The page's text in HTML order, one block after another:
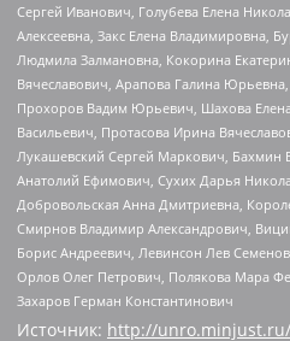
Сергей Иванович, Голубева Елена
Алексеевна, Закс Елена Владимировна,
Людмила Залмановна, Кокорина
Вячеславович, Арапова Галина
Прохоров Вадим Юрьевич, Шахова
Васильевич, Протасова Ирина
Лукашевский Сергей Маркович, Бахмин
Анатолий Ефимович, Сухих Дарья
Добровольская Анна Дмитриевна,
Смирнов Владимир Александрович,
Борис Андреевич, Левинсон Лев
Орлов Олег Петрович, Полякова Мара
Захаров Герман Константинович
Источник: http://unro.minjust.ru/